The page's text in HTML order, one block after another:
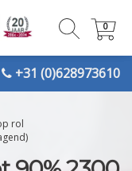
+31 (0)628973610
0
0
rol